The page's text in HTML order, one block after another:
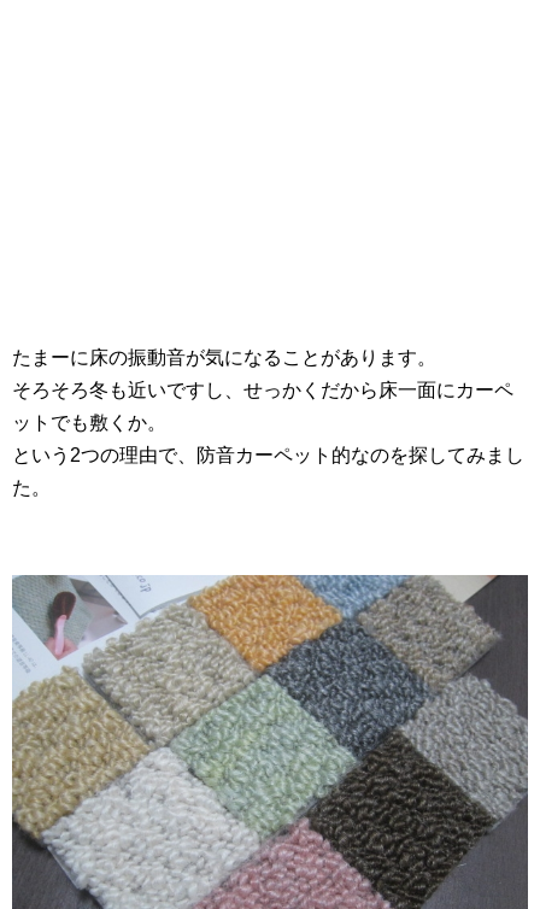
たまーに床の振動音が気になることがあります。
そろそろ冬も近いですし、せっかくだから床一面にカーペ
ットでも敷くか。
という2つの理由で、防音カーペット的なのを探してみまし
た。